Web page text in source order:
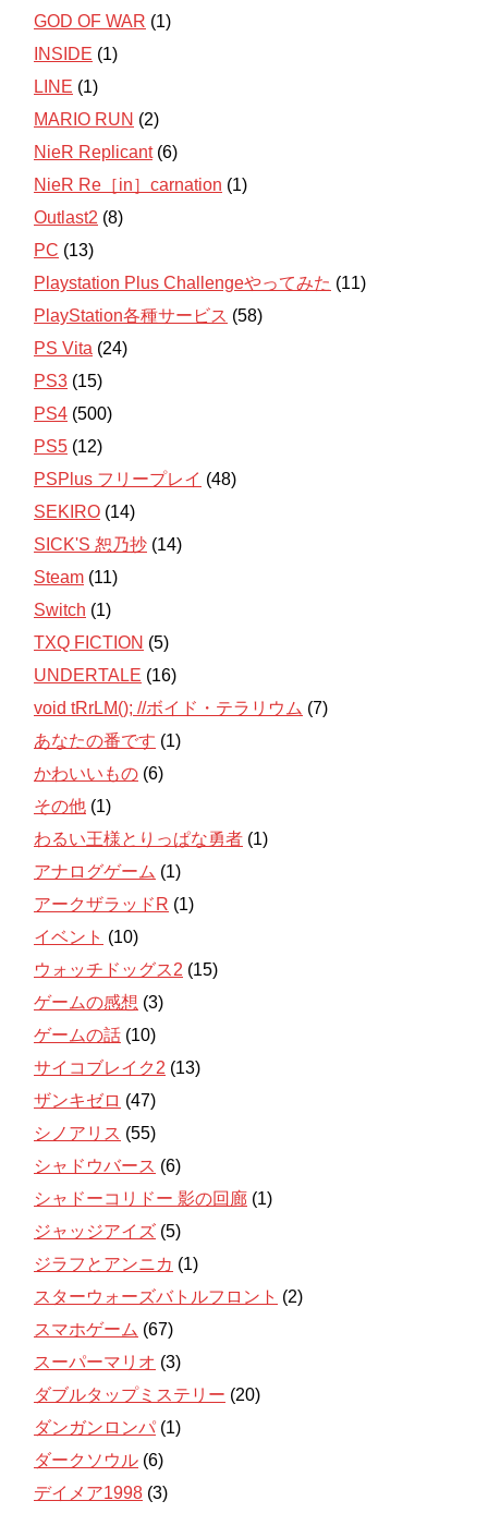
GOD OF WAR (1)
INSIDE (1)
LINE (1)
MARIO RUN (2)
NieR Replicant(6)
NieR Re［in］carnation (1)
Outlast2 (8)
PC (13)
Playstation Plus Challengeやってみた (11)
PlayStation各種サービス (58)
PS Vita (24)
PS3 (15)
PS4 (500)
PS5 (12)
PSPlus フリープレイ (48)
SEKIRO (14)
SICK'S 恕乃抄 (14)
Steam (11)
Switch (1)
TXQ FICTION (5)
UNDERTALE (16)
void tRrLM(); //ボイド・テラリウム (7)
あなたの番です (1)
かわいいもの (6)
その他 (1)
わるい王様とりっぱな勇者 (1)
アナログゲーム (1)
アークザラッドR (1)
イベント (10)
ウォッチドッグス2 (15)
ゲームの感想 (3)
ゲームの話 (10)
サイコブレイク2 (13)
ザンキゼロ (47)
シノアリス (55)
シャドウバース (6)
シャドーコリドー 影の回廊 (1)
ジャッジアイズ (5)
ジラフとアンニカ (1)
スターウォーズバトルフロント (2)
スマホゲーム (67)
スーパーマリオ (3)
ダブルタップミステリー (20)
ダンガンロンパ (1)
ダークソウル (6)
デイメア1998 (3)